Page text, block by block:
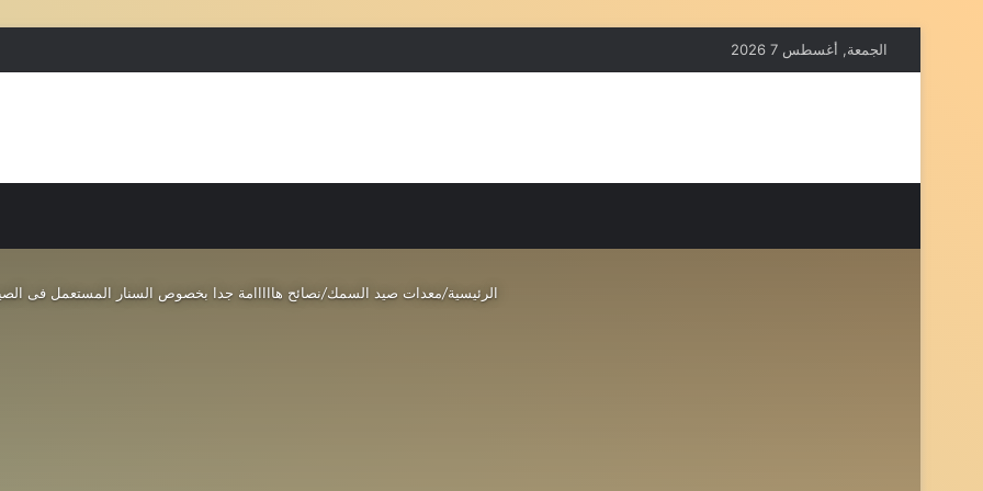
الجمعة, أغسطس 7 2026
الرئيسية/معدات صيد السمك/نصائح هااااامة جدا بخصوص السنار المستعمل فى